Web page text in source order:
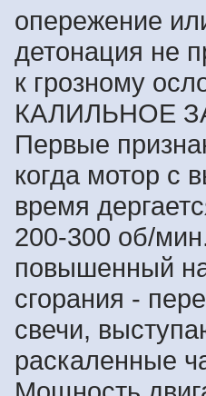
опережение
детонация не
к грозному
КАЛИЛЬНОЕ
Первые
когда мотор с
время
200-300 об/
повышенный
сгорания -
свечи,
раскаленные